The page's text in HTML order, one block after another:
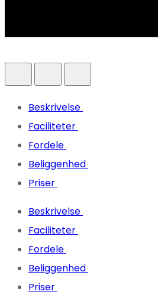
Beskrivelse
Faciliteter
Fordele
Beliggenhed
Priser
Beskrivelse
Faciliteter
Fordele
Beliggenhed
Priser